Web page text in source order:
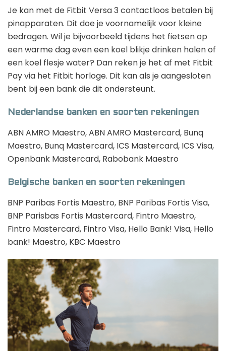
Je kan met de Fitbit Versa 3 contactloos betalen bij
pinapparaten. Dit doe je voornamelijk voor kleine
bedragen. Wil je bijvoorbeeld tijdens het fietsen op
een warme dag even een koel blikje drinken halen of
een koel flesje water? Dan reken je het af met Fitbit
Pay via het Fitbit horloge. Dit kan als je aangesloten
bent bij een bank die dit ondersteunt.
Nederlandse banken en soorten rekeningen
ABN AMRO Maestro, ABN AMRO Mastercard, Bunq
Maestro, Bunq Mastercard, ICS Mastercard, ICS Visa,
Openbank Mastercard, Rabobank Maestro
Belgische banken en soorten rekeningen
BNP Paribas Fortis Maestro, BNP Paribas Fortis Visa,
BNP Parisbas Fortis Mastercard, Fintro Maestro,
Fintro Mastercard, Fintro Visa, Hello Bank! Visa, Hello
bank! Maestro, KBC Maestro